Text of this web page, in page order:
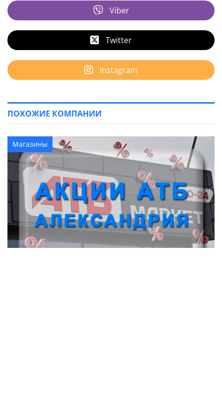
Viber
Twitter
Instagram
ПОХОЖИЕ КОМПАНИИ
Магазины